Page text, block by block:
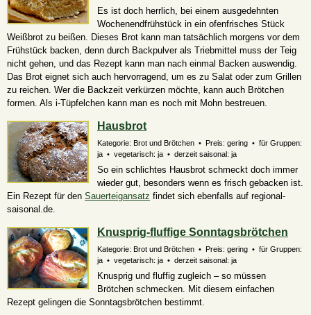
Es ist doch herrlich, bei einem ausgedehnten
Wochenendfrühstück in ein ofenfrisches Stück
Weißbrot zu beißen. Dieses Brot kann man tatsächlich morgens vor dem
Frühstück backen, denn durch Backpulver als Triebmittel muss der Teig
nicht gehen, und das Rezept kann man nach einmal Backen auswendig.
Das Brot eignet sich auch hervorragend, um es zu Salat oder zum Grillen
zu reichen. Wer die Backzeit verkürzen möchte, kann auch Brötchen
formen. Als i-Tüpfelchen kann man es noch mit Mohn bestreuen.
Hausbrot
Kategorie: Brot und Brötchen • Preis: gering • für Gruppen:
ja • vegetarisch: ja • derzeit saisonal: ja
So ein schlichtes Hausbrot schmeckt doch immer
wieder gut, besonders wenn es frisch gebacken ist.
Ein Rezept für den Sauerteigansatz findet sich ebenfalls auf regional-
saisonal.de.
Knusprig-fluffige Sonntagsbrötchen
Kategorie: Brot und Brötchen • Preis: gering • für Gruppen:
ja • vegetarisch: ja • derzeit saisonal: ja
Knusprig und fluffig zugleich – so müssen
Brötchen schmecken. Mit diesem einfachen
Rezept gelingen die Sonntagsbrötchen bestimmt.